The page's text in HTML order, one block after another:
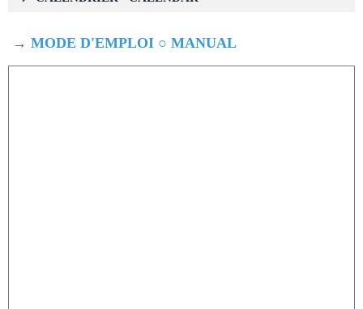
→ MODE D'EMPLOI ○ MANUAL